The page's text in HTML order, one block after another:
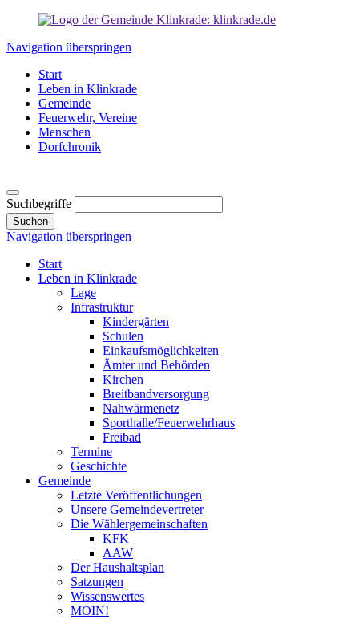
Navigation überspringen
Start
Leben in Klinkrade
Gemeinde
Feuerwehr, Vereine
Menschen
Dorfchronik
Suchbegriffe
Suchen
Navigation überspringen
Start
Leben in Klinkrade
Lage
Infrastruktur
Kindergärten
Schulen
Einkaufsmöglichkeiten
Ämter und Behörden
Kirchen
Breitbandversorgung
Nahwärmenetz
Sporthalle/Feuerwehrhaus
Freibad
Termine
Geschichte
Gemeinde
Letzte Veröffentlichungen
Unsere Gemeindevertreter
Die Wählergemeinschaften
KFK
AAW
Der Haushaltsplan
Satzungen
Wissenswertes
MOIN!